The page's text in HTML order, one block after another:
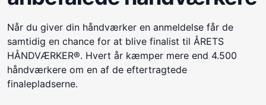
Når du giver din håndværker en anmeldelse får de
samtidig en chance for at blive finalist til ÅRETS
HÅNDVÆRKER®. Hvert år kæmper mere end 4.500
håndværkere om en af de eftertragtede
finalepladserne.